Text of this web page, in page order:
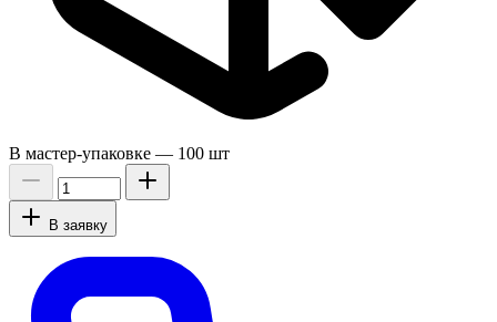
В мастер-упаковке — 100 шт
В заявку